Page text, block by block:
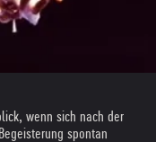
wenn sich nach der
spontan